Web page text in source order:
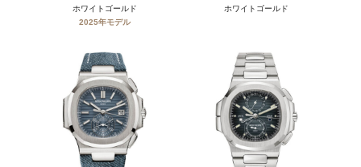
ホワイトゴールド
2025年モデル
ホワイトゴールド